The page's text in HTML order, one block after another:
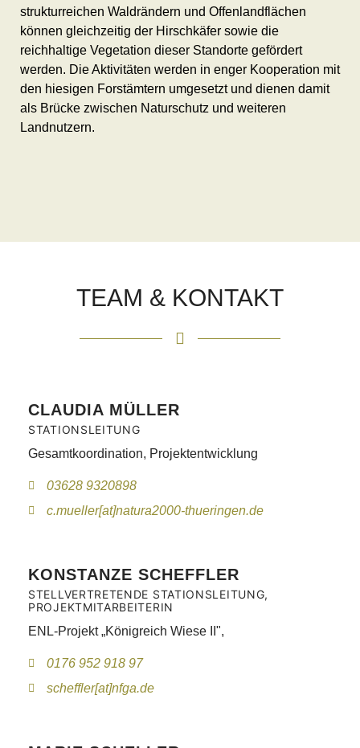
strukturreichen Waldrändern und Offenlandflächen
können gleichzeitig der Hirschkäfer sowie die
reichhaltige Vegetation dieser Standorte gefördert
werden. Die Aktivitäten werden in enger Kooperation mit
den hiesigen Forstämtern umgesetzt und dienen damit
als Brücke zwischen Naturschutz und weiteren
Landnutzern.
TEAM & KONTAKT
CLAUDIA MÜLLER
STATIONSLEITUNG
Gesamtkoordination, Projektentwicklung
03628 9320898
c.mueller[at]natura2000-thueringen.de
KONSTANZE SCHEFFLER
STELLVERTRETENDE STATIONSLEITUNG,
PROJEKTMITARBEITERIN
ENL-Projekt „Königreich Wiese II",
0176 952 918 97
scheffler[at]nfga.de